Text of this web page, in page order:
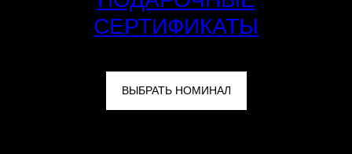
СЕРТИФИКАТЫ
ВЫБРАТЬ НОМИНАЛ